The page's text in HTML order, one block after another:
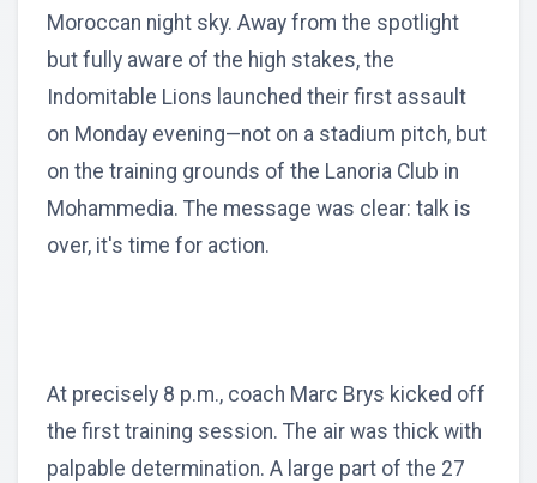
Moroccan night sky. Away from the spotlight
but fully aware of the high stakes, the
Indomitable Lions launched their first assault
on Monday evening—not on a stadium pitch, but
on the training grounds of the Lanoria Club in
Mohammedia. The message was clear: talk is
over, it's time for action.
At precisely 8 p.m., coach Marc Brys kicked off
the first training session. The air was thick with
palpable determination. A large part of the 27